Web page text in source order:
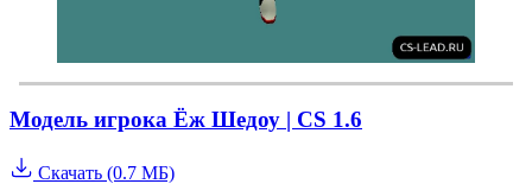
Модель игрока Ёж Шедоу | CS 1.6
Скачать (0.7 МБ)